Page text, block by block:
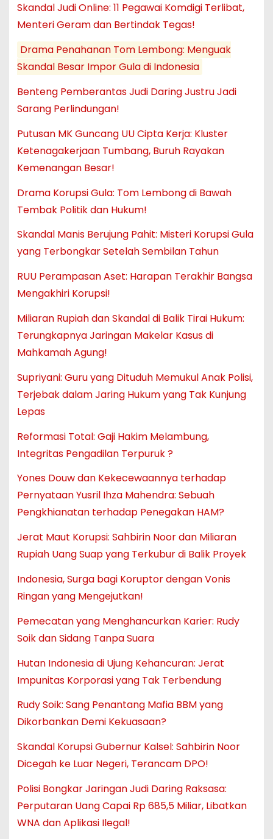
Skandal Judi Online: 11 Pegawai Komdigi Terlibat,
Menteri Geram dan Bertindak Tegas!
Drama Penahanan Tom Lembong: Menguak
Skandal Besar Impor Gula di Indonesia
Benteng Pemberantas Judi Daring Justru Jadi
Sarang Perlindungan!
Putusan MK Guncang UU Cipta Kerja: Kluster
Ketenagakerjaan Tumbang, Buruh Rayakan
Kemenangan Besar!
Drama Korupsi Gula: Tom Lembong di Bawah
Tembak Politik dan Hukum!
Skandal Manis Berujung Pahit: Misteri Korupsi Gula
yang Terbongkar Setelah Sembilan Tahun
RUU Perampasan Aset: Harapan Terakhir Bangsa
Mengakhiri Korupsi!
Miliaran Rupiah dan Skandal di Balik Tirai Hukum:
Terungkapnya Jaringan Makelar Kasus di
Mahkamah Agung!
Supriyani: Guru yang Dituduh Memukul Anak Polisi,
Terjebak dalam Jaring Hukum yang Tak Kunjung
Lepas
Reformasi Total: Gaji Hakim Melambung,
Integritas Pengadilan Terpuruk ?
Yones Douw dan Kekecewaannya terhadap
Pernyataan Yusril Ihza Mahendra: Sebuah
Pengkhianatan terhadap Penegakan HAM?
Jerat Maut Korupsi: Sahbirin Noor dan Miliaran
Rupiah Uang Suap yang Terkubur di Balik Proyek
Indonesia, Surga bagi Koruptor dengan Vonis
Ringan yang Mengejutkan!
Pemecatan yang Menghancurkan Karier: Rudy
Soik dan Sidang Tanpa Suara
Hutan Indonesia di Ujung Kehancuran: Jerat
Impunitas Korporasi yang Tak Terbendung
Rudy Soik: Sang Penantang Mafia BBM yang
Dikorbankan Demi Kekuasaan?
Skandal Korupsi Gubernur Kalsel: Sahbirin Noor
Dicegah ke Luar Negeri, Terancam DPO!
Polisi Bongkar Jaringan Judi Daring Raksasa:
Perputaran Uang Capai Rp 685,5 Miliar, Libatkan
WNA dan Aplikasi Ilegal!